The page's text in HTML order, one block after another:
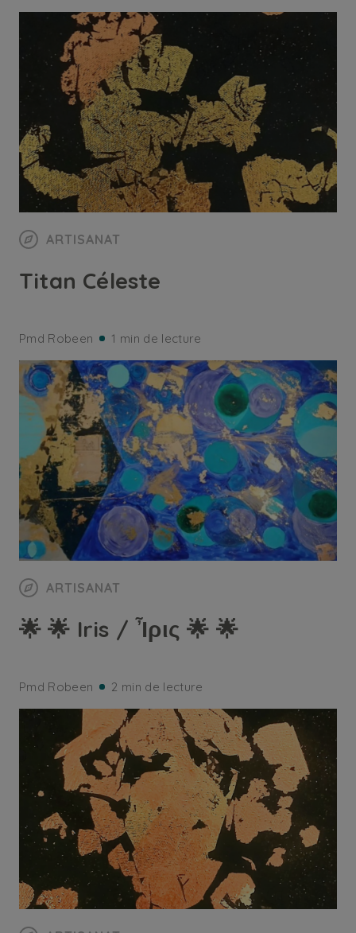
ARTISANAT
Titan Céleste
Pmd Robeen 1 min de lecture
ARTISANAT
🌟 🌟 Iris / Ἶρις 🌟 🌟
Pmd Robeen 2 min de lecture